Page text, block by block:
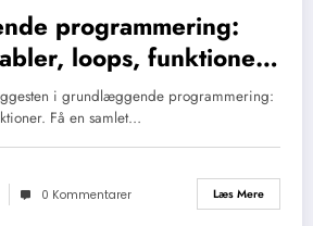
programmering:
loops, funktioner
i grundlæggende programmering:
Få en samlet…
0 Kommentarer Læs Mere